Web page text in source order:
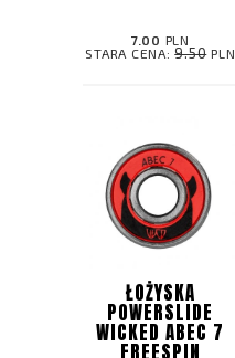
7.00 PLN
STARA CENA:9.50PLN
ŁOŻYSKA
POWERSLIDE
WICKED ABEC 7
FREESPIN